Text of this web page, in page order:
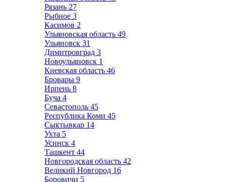
Рязань 27
Рыбное 3
Касимов 2
Ульяновская область 49
Ульяновск 31
Димитровград 3
Новоульяновск 1
Киевская область 46
Бровары 9
Ирпень 8
Буча 4
Севастополь 45
Республика Коми 45
Сыктывкар 14
Ухта 5
Усинск 4
Ташкент 44
Новгородская область 42
Великий Новгород 16
Боровичи 5